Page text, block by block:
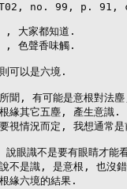
T02, no. 99, p. 91,
, 大家都知道.
, 色聲香味觸.
可以是六境.
聞, 有可能是意根對法
緣其它五塵, 產生意識.
視情況而定, 我想通常
說眼識不是要有眼睛才
說不是識, 是意根, 也沒
緣六境的結果.